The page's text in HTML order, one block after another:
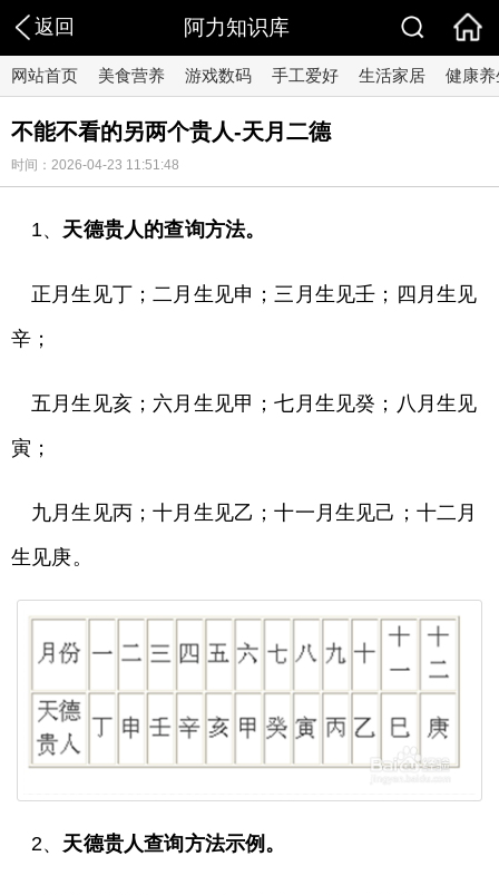
返回 阿力知识库
网站首页 美食营养 游戏数码 手工爱好 生活家居 健康养
不能不看的另两个贵人-天月二德
时间：2026-04-23 11:51:48
1、 天德贵人的查询方法。
正月生见丁；二月生见申；三月生见壬；四月生见
辛；
五月生见亥；六月生见甲；七月生见癸；八月生见
寅；
九月生见丙；十月生见乙；十一月生见己；十二月
生见庚。
2、 天德贵人查询方法示例。